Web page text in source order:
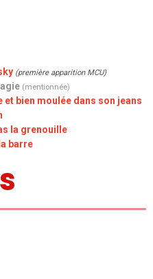
(première apparition MCU)
(mentionnée)
et bien moulée dans son jeans
la grenouille
barre